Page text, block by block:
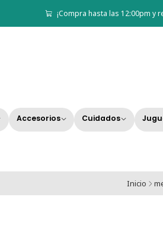
Accesorios Cuidados
¡Compra hasta las 12:00pm y
Inicio